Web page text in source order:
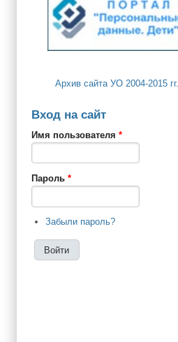
Архив сайта УО 2004-2015 гг.
Вход на сайт
Имя пользователя *
Пароль *
Забыли пароль?